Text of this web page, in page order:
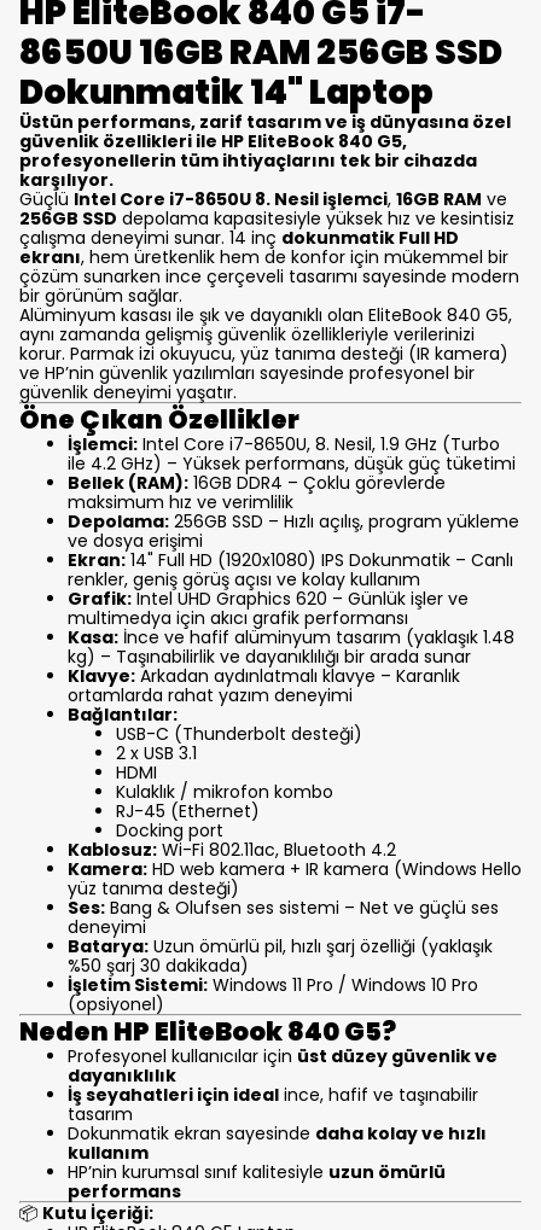
HP EliteBook 840 G5 i7-
8650U 16GB RAM 256GB SSD
Dokunmatik 14" Laptop
Üstün performans, zarif tasarım ve iş dünyasına özel
güvenlik özellikleri ile HP EliteBook 840 G5,
profesyonellerin tüm ihtiyaçlarını tek bir cihazda
karşılıyor.
Güçlü Intel Core i7-8650U 8. Nesil işlemci, 16GB RAM ve
256GB SSD depolama kapasitesiyle yüksek hız ve kesintisiz
çalışma deneyimi sunar. 14 inç dokunmatik Full HD
ekranı, hem üretkenlik hem de konfor için mükemmel bir
çözüm sunarken ince çerçeveli tasarımı sayesinde modern
bir görünüm sağlar.
Alüminyum kasası ile şık ve dayanıklı olan EliteBook 840 G5,
aynı zamanda gelişmiş güvenlik özellikleriyle verilerinizi
korur. Parmak izi okuyucu, yüz tanıma desteği (IR kamera)
ve HP’nin güvenlik yazılımları sayesinde profesyonel bir
güvenlik deneyimi yaşatır.
Öne Çıkan Özellikler
İşlemci: Intel Core i7-8650U, 8. Nesil, 1.9 GHz (Turbo
ile 4.2 GHz) – Yüksek performans, düşük güç tüketimi
Bellek (RAM): 16GB DDR4 – Çoklu görevlerde
maksimum hız ve verimlilik
Depolama: 256GB SSD – Hızlı açılış, program yükleme
ve dosya erişimi
Ekran: 14" Full HD (1920x1080) IPS Dokunmatik – Canlı
renkler, geniş görüş açısı ve kolay kullanım
Grafik: Intel UHD Graphics 620 – Günlük işler ve
multimedya için akıcı grafik performansı
Kasa: İnce ve hafif alüminyum tasarım (yaklaşık 1.48
kg) – Taşınabilirlik ve dayanıklılığı bir arada sunar
Klavye: Arkadan aydınlatmalı klavye – Karanlık
ortamlarda rahat yazım deneyimi
Bağlantılar:
USB-C (Thunderbolt desteği)
2 x USB 3.1
HDMI
Kulaklık / mikrofon kombo
RJ-45 (Ethernet)
Docking port
Kablosuz: Wi-Fi 802.11ac, Bluetooth 4.2
Kamera: HD web kamera + IR kamera (Windows Hello
yüz tanıma desteği)
Ses: Bang & Olufsen ses sistemi – Net ve güçlü ses
deneyimi
Batarya: Uzun ömürlü pil, hızlı şarj özelliği (yaklaşık
%50 şarj 30 dakikada)
İşletim Sistemi: Windows 11 Pro / Windows 10 Pro
(opsiyonel)
Neden HP EliteBook 840 G5?
Profesyonel kullanıcılar için üst düzey güvenlik ve
dayanıklılık
İş seyahatleri için ideal ince, hafif ve taşınabilir
tasarım
Dokunmatik ekran sayesinde daha kolay ve hızlı
kullanım
HP’nin kurumsal sınıf kalitesiyle uzun ömürlü
performans
📦 Kutu İçeriği: